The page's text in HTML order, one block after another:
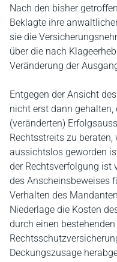
Nach den bisher
Beklagte ihre
sie die
über die nach
Veränderung der
Entgegen der Ansicht
nicht erst dann
(veränderten)
Rechtsstreits zu
aussichtslos geworden
der Rechtsverfolgung ist
des Anscheinsbeweises
Verhalten des
Niederlage die Kosten
durch einen
Deckungszusage